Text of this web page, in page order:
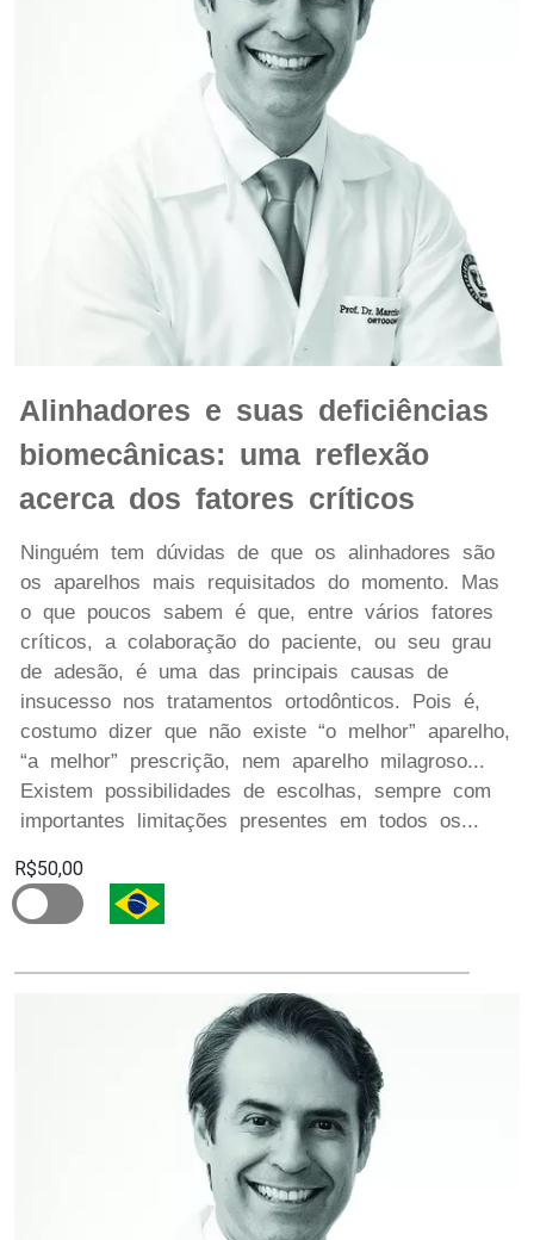
Alinhadores e suas deficiências
biomecânicas: uma reflexão
acerca dos fatores críticos
Ninguém tem dúvidas de que os alinhadores são
os aparelhos mais requisitados do momento. Mas
o que poucos sabem é que, entre vários fatores
críticos, a colaboração do paciente, ou seu grau
de adesão, é uma das principais causas de
insucesso nos tratamentos ortodônticos. Pois é,
costumo dizer que não existe “o melhor” aparelho,
“a melhor” prescrição, nem aparelho milagroso...
Existem possibilidades de escolhas, sempre com
importantes limitações presentes em todos os...
R$50,00